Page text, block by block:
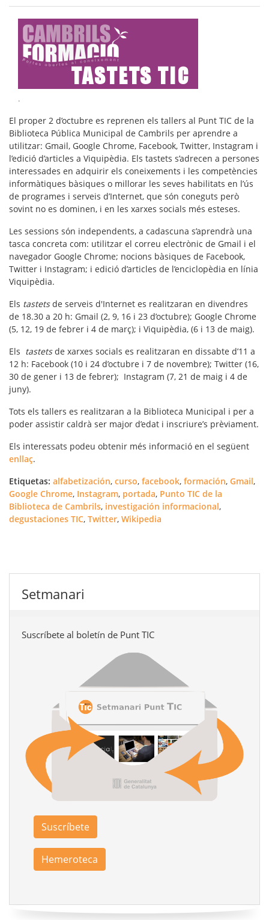
.
El proper 2 d’octubre es reprenen els tallers al Punt TIC de la
Biblioteca Pública Municipal de Cambrils per aprendre a
utilitzar: Gmail, Google Chrome, Facebook, Twitter, Instagram i
l’edició d’articles a Viquipèdia. Els tastets s’adrecen a persones
interessades en adquirir els coneixements i les competències
informàtiques bàsiques o millorar les seves habilitats en l’ús
de programes i serveis d’Internet, que són coneguts però
sovint no es dominen, i en les xarxes socials més esteses.
Les sessions són independents, a cadascuna s’aprendrà una
tasca concreta com: utilitzar el correu electrònic de Gmail i el
navegador Google Chrome; nocions bàsiques de Facebook,
Twitter i Instagram; i edició d’articles de l’enciclopèdia en línia
Viquipèdia.
Els tastetsde serveis d'Internet es realitzaran en divendres
de 18.30 a 20 h: Gmail (2, 9, 16 i 23 d’octubre); Google Chrome
(5, 12, 19 de febrer i 4 de març); i Viquipèdia, (6 i 13 de maig).
Els tastetsde xarxes socials es realitzaran en dissabte d’11 a
12 h: Facebook (10 i 24 d’octubre i 7 de novembre); Twitter (16,
30 de gener i 13 de febrer); Instagram (7, 21 de maig i 4 de
juny).
Tots els tallers es realitzaran a la Biblioteca Municipal i per a
poder assistir caldrà ser major d’edat i inscriure’s prèviament.
Els interessats podeu obtenir més informació en el següent
enllaç.
Etiquetas: alfabetización, curso, facebook, formación, Gmail,
Google Chrome, Instagram, portada, Punto TIC de la
Biblioteca de Cambrils, investigación informacional,
degustaciones TIC, Twitter, Wikipedia
Setmanari
Suscríbete al boletín de Punt TIC
Suscríbete
Hemeroteca